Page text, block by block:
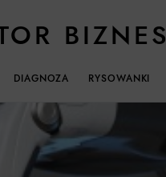
BIZNES
DIAGNOZA RYSOWANKI